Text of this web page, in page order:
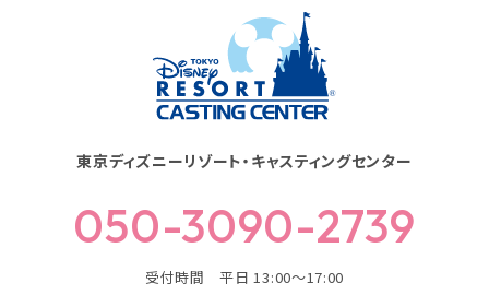
東京ディズニーリゾート・キャスティングセンター
050-3090-2739
受付時間 平日 13:00～17:00